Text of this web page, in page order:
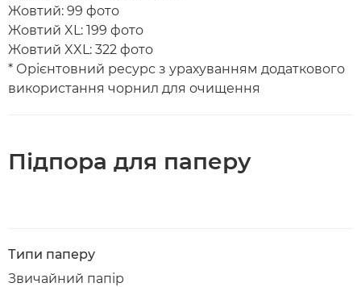
Жовтий: 99 фото
Жовтий XL: 199 фото
Жовтий XXL: 322 фото
* Орієнтовний ресурс з урахуванням додаткового
використання чорнил для очищення
Підпора для паперу
Типи паперу
Звичайний папір